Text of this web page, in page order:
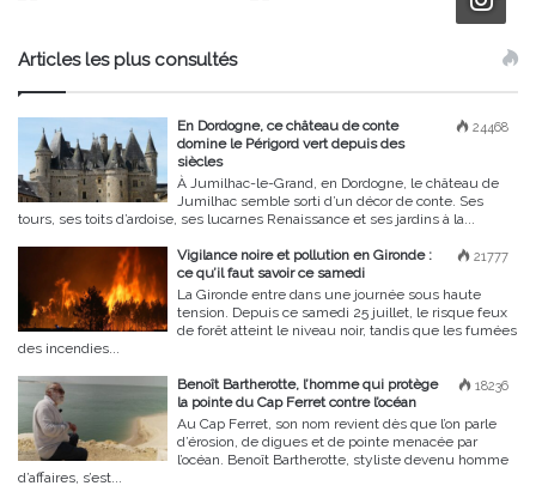
Articles les plus consultés
24468
En Dordogne, ce château de conte
domine le Périgord vert depuis des
siècles
À Jumilhac-le-Grand, en Dordogne, le château de
Jumilhac semble sorti d’un décor de conte. Ses
tours, ses toits d’ardoise, ses lucarnes Renaissance et ses jardins à la...
21777
Vigilance noire et pollution en Gironde :
ce qu’il faut savoir ce samedi
La Gironde entre dans une journée sous haute
tension. Depuis ce samedi 25 juillet, le risque feux
de forêt atteint le niveau noir, tandis que les fumées
des incendies...
18236
Benoît Bartherotte, l’homme qui protège
la pointe du Cap Ferret contre l’océan
Au Cap Ferret, son nom revient dès que l’on parle
d’érosion, de digues et de pointe menacée par
l’océan. Benoît Bartherotte, styliste devenu homme
d’affaires, s’est...